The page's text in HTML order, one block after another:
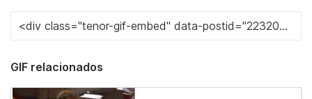
GIF relacionados